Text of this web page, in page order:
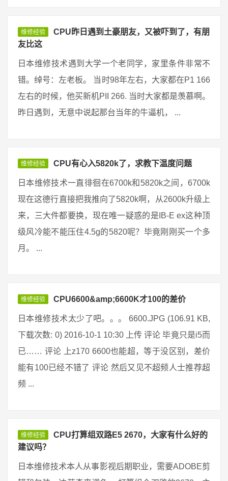
维修经验
CPU昨日遇到土豪朋友，又被吓到了，有朋
友比这
日本维修技术遇到大学一个老同学，家里条件非常不
错。绰号：左老板。 当时98年左右，大家都在P1 166
左右的时候，他买新机PII 266. 当时大家都是羡慕啊。
昨日遇到，无意中说起那台当年的牛逼机， ...
维修经验 CPU有心入5820k了，求教下温度问题
日本维修技术一直徘徊在6700k和5820k之间，6700k
现在这德行直接把我推向了5820k啊，从2600k升级上
来，三大件都要换，现在唯一疑惑的是IB-E ex这种顶
级风冷能不能压住4.5g的5820呢？毕竟刚刚买一个多
月。 ...
维修经验 CPU6600&amp;6600K才100的差价
日本维修技术太少了吧。。。 6600.JPG (106.91 KB,
下载次数: 0) 2016-10-1 10:30 上传 评论 毕竟只是i5而
已…… 评论 上z170 6600也能超，等于没区别，差价
能有100已经不错了 评论 然后又见不超频人士推荐超
频 ...
维修经验
CPU打算组双路E5 2670，大家有什么好的
建议吗？
日本维修技术本人从事影视后期职业，需要ADOBE剪